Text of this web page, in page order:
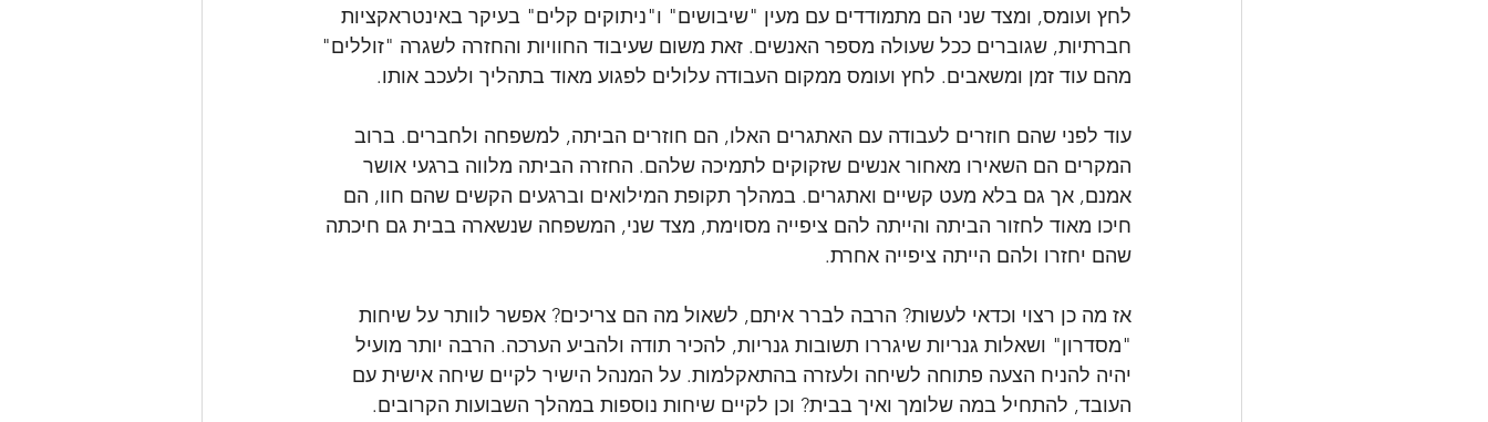
לחץ ועומס, ומצד שני הם מתמודדים עם מעין "שיבושים" ו"ניתוקים קלים" בעיקר באינטראקציות
חברתיות, שגוברים ככל שעולה מספר האנשים. זאת משום שעיבוד החוויות והחזרה לשגרה "זוללים"
מהם עוד זמן ומשאבים. לחץ ועומס ממקום העבודה עלולים לפגוע מאוד בתהליך ולעכב אותו.
עוד לפני שהם חוזרים לעבודה עם האתגרים האלו, הם חוזרים הביתה, למשפחה ולחברים. ברוב
המקרים הם השאירו מאחור אנשים שזקוקים לתמיכה שלהם. החזרה הביתה מלווה ברגעי אושר
אמנם, אך גם בלא מעט קשיים ואתגרים. במהלך תקופת המילואים וברגעים הקשים שהם חוו, הם
חיכו מאוד לחזור הביתה והייתה להם ציפייה מסוימת, מצד שני, המשפחה שנשארה בבית גם חיכתה
שהם יחזרו ולהם הייתה ציפייה אחרת.
אז מה כן רצוי וכדאי לעשות? הרבה לברר איתם, לשאול מה הם צריכים? אפשר לוותר על שיחות
"מסדרון" ושאלות גנריות שיגררו תשובות גנריות, להכיר תודה ולהביע הערכה. הרבה יותר מועיל
יהיה להניח הצעה פתוחה לשיחה ולעזרה בהתאקלמות. על המנהל הישיר לקיים שיחה אישית עם
העובד, להתחיל במה שלומך ואיך בבית? וכן לקיים שיחות נוספות במהלך השבועות הקרובים.